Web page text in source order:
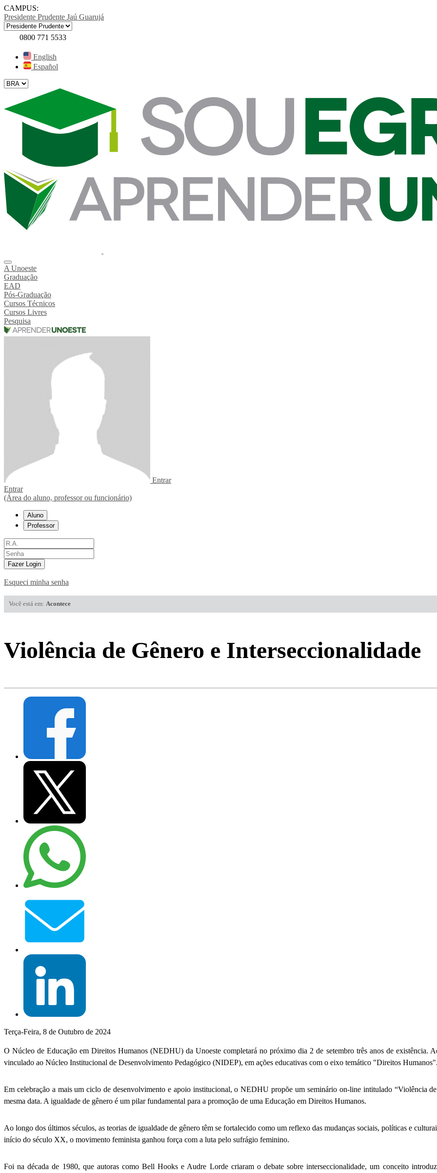
CAMPUS:
Presidente Prudente Jaú Guarujá
0800 771 5533
English
Español
A Unoeste
Graduação
EAD
Pós-Graduação
Cursos Técnicos
Cursos Livres
Pesquisa
Entrar
Entrar
(Área do aluno, professor ou funcionário)
Aluno
Professor
Fazer Login
Esqueci minha senha
Você está em: Acontece
Violência de Gênero e Interseccionalidade
Terça-Feira, 8 de Outubro de 2024
O Núcleo de Educação em Direitos Humanos (NEDHU) da Unoeste completará no próximo dia 2 de setembro três anos de existência.
vinculado ao Núcleo Institucional de Desenvolvimento Pedagógico (NIDEP), em ações educativas com o eixo temático "Direitos Humanos".
Em celebração a mais um ciclo de desenvolvimento e apoio institucional, o NEDHU propõe um seminário on-line intitulado “Violência
mesma data. A igualdade de gênero é um pilar fundamental para a promoção de uma Educação em Direitos Humanos.
Ao longo dos últimos séculos, as teorias de igualdade de gênero têm se fortalecido como um reflexo das mudanças sociais, políticas e
início do século XX, o movimento feminista ganhou força com a luta pelo sufrágio feminino.
Foi na década de 1980, que autoras como Bell Hooks e Audre Lorde criaram o debate sobre interseccionalidade, um conceito